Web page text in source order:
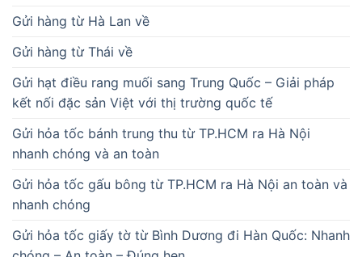
Gửi hàng từ Hà Lan về
Gửi hàng từ Thái về
Gửi hạt điều rang muối sang Trung Quốc – Giải pháp
kết nối đặc sản Việt với thị trường quốc tế
Gửi hỏa tốc bánh trung thu từ TP.HCM ra Hà Nội
nhanh chóng và an toàn
Gửi hỏa tốc gấu bông từ TP.HCM ra Hà Nội an toàn và
nhanh chóng
Gửi hỏa tốc giấy tờ từ Bình Dương đi Hàn Quốc: Nhanh